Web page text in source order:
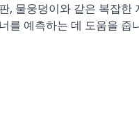
, 물웅덩이와 같은 복잡한
를 예측하는 데 도움을 줍